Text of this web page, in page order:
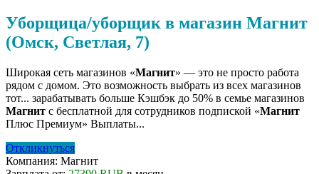
Уборщица/уборщик в магазин Магнит
(Омск, Светлая, 7)
Широкая сеть магазинов «Магнит» — это не просто работа
рядом с домом. Это возможность выбрать из всех магазинов
тот... зарабатывать больше Кэшбэк до 50% в семье магазинов
Магнит с бесплатной для сотрудников подпиской «Магнит
Плюс Премиум» Выплаты...
Откликнуться
Компания: Магнит